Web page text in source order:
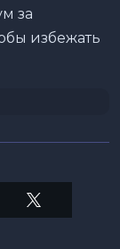
за
избежать